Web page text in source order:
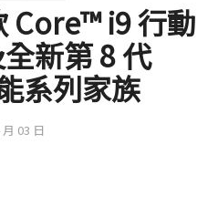
Core™ i9 行動
新第 8 代
系列家族
03 日